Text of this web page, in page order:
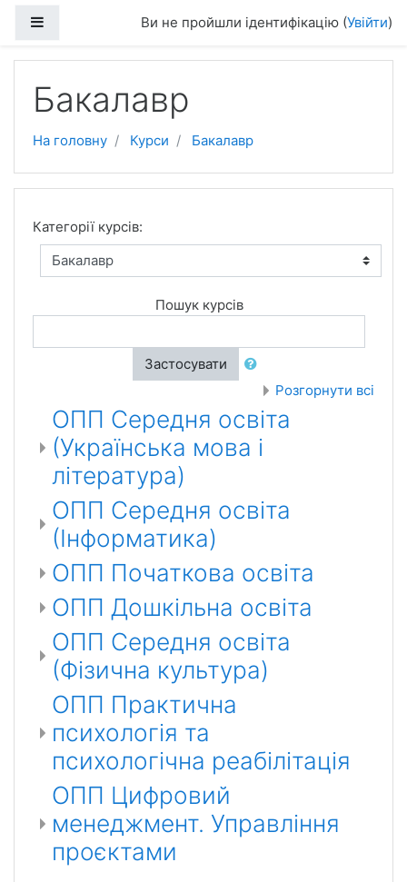
Ви не пройшли ідентифікацію (Увійти)
Бакалавр
На головну Курси Бакалавр
Категорії курсів:
Пошук курсів
Застосувати
Розгорнути всі
ОПП Середня освіта
(Українська мова і
література)
ОПП Середня освіта
(Інформатика)
ОПП Початкова освіта
ОПП Дошкільна освіта
ОПП Середня освіта
(Фізична культура)
ОПП Практична
психологія та
психологічна реабілітація
ОПП Цифровий
менеджмент. Управління
проєктами